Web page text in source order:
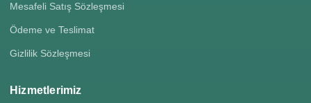
Mesafeli Satış Sözleşmesi
Ödeme ve Teslimat
Gizlilik Sözleşmesi
Hizmetlerimiz